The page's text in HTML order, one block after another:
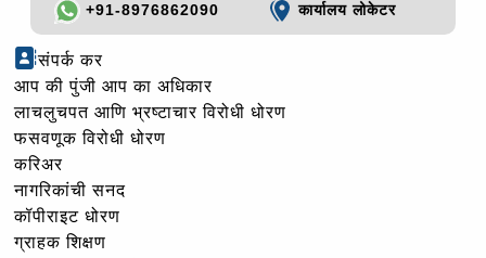
+91-8976862090
कार्यालय लोकेटर
संपर्क कर
आप की पुंजी आप का अधिकार
लाचलुचपत आणि भ्रष्टाचार विरोधी धोरण
फसवणूक विरोधी धोरण
करिअर
नागरिकांची सनद
कॉपीराइट धोरण
ग्राहक शिक्षण